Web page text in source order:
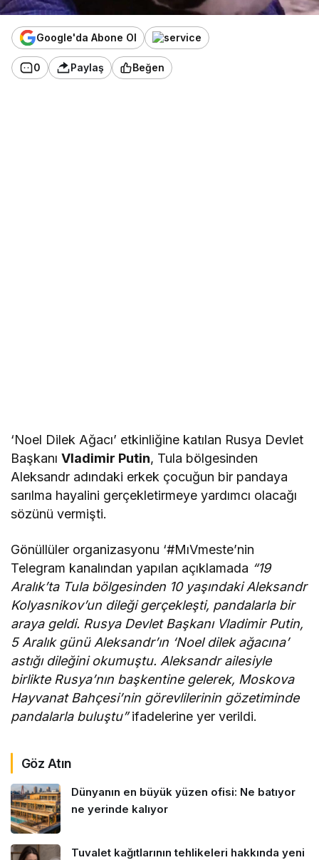
Google'da Abone Ol
0 Paylaş Beğen
‘Noel Dilek Ağacı’ etkinliğine katılan Rusya Devlet
BaşkanıVladimir Putin, Tula bölgesinden
Aleksandr adındaki erkek çocuğun bir pandaya
sarılma hayalini gerçekletirmeye yardımcı olacağı
sözünü vermişti.
Gönüllüler organizasyonu ‘#MıVmeste’nin
Telegram kanalından yapılan açıklamada “19
Aralık’ta Tula bölgesinden 10 yaşındaki Aleksandr
Kolyasnikov’un dileği gerçekleşti, pandalarla bir
araya geldi. Rusya Devlet Başkanı Vladimir Putin,
5 Aralık günü Aleksandr’ın ‘Noel dilek ağacına’
astığı dileğini okumuştu. Aleksandr ailesiyle
birlikte Rusya’nın başkentine gelerek, Moskova
Hayvanat Bahçesi’nin görevlilerinin gözetiminde
pandalarla buluştu”ifadelerine yer verildi.
Göz Atın
Dünyanın en büyük yüzen ofisi: Ne batıyor
ne yerinde kalıyor
Tuvalet kağıtlarının tehlikeleri hakkında yeni